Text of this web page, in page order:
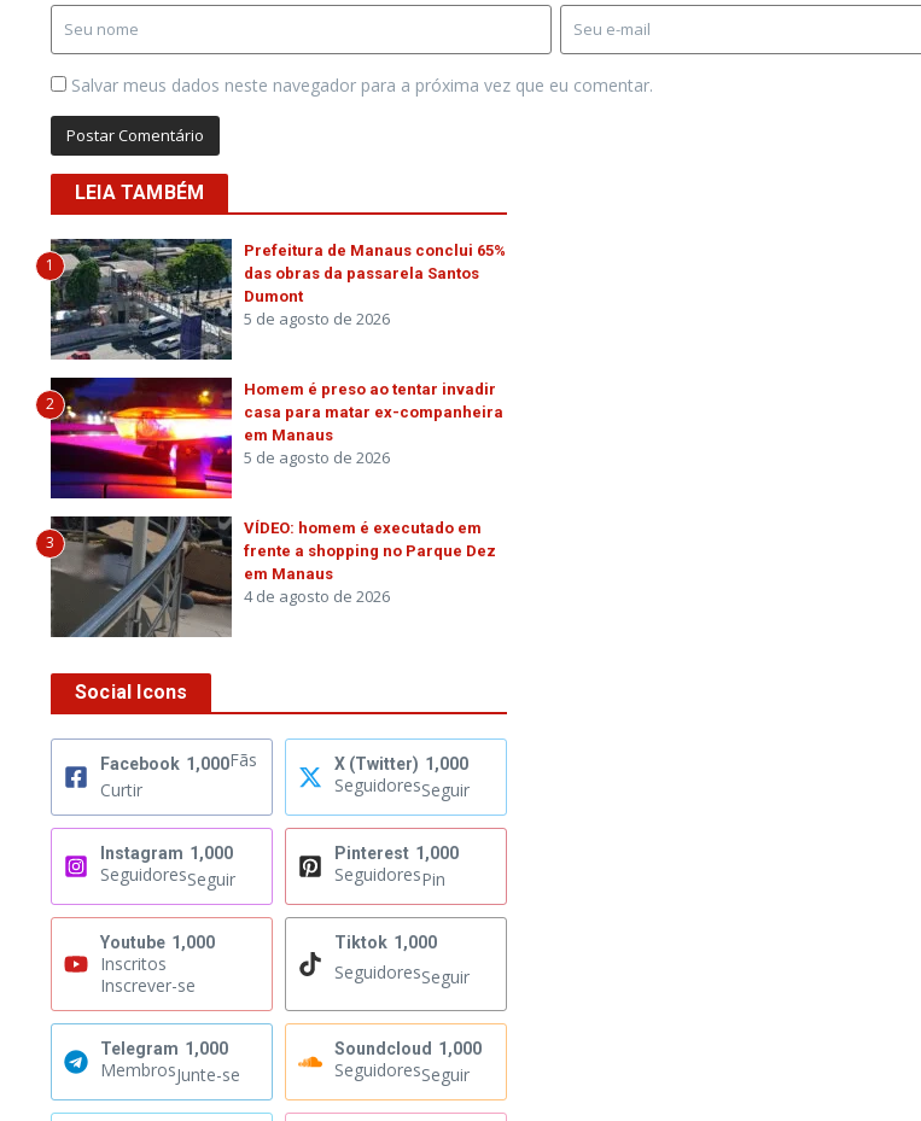
Salvar meus dados neste navegador para a próxima vez que eu comentar.
LEIA TAMBÉM
1
Prefeitura de Manaus conclui 65%
das obras da passarela Santos
Dumont
5 de agosto de 2026
2
Homem é preso ao tentar invadir
casa para matar ex-companheira
em Manaus
5 de agosto de 2026
3
VÍDEO: homem é executado em
frente a shopping no Parque Dez
em Manaus
4 de agosto de 2026
Social Icons
Facebook 1,000Fãs
Curtir
X (Twitter) 1,000
SeguidoresSeguir
Instagram 1,000
SeguidoresSeguir
Pinterest 1,000
SeguidoresPin
Youtube 1,000
Inscritos
Inscrever-se
Tiktok 1,000
SeguidoresSeguir
Telegram 1,000
MembrosJunte-se
Soundcloud 1,000
SeguidoresSeguir